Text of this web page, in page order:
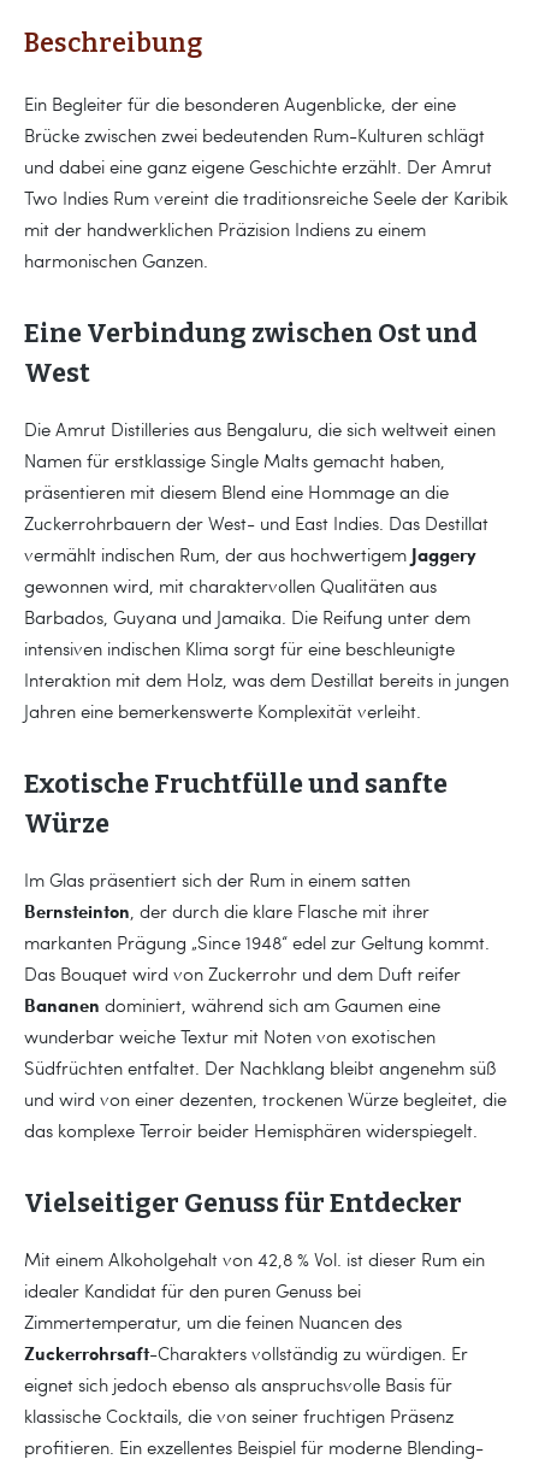
Beschreibung
Ein Begleiter für die besonderen Augenblicke, der eine
Brücke zwischen zwei bedeutenden Rum-Kulturen schlägt
und dabei eine ganz eigene Geschichte erzählt. Der Amrut
Two Indies Rum vereint die traditionsreiche Seele der Karibik
mit der handwerklichen Präzision Indiens zu einem
harmonischen Ganzen.
Eine Verbindung zwischen Ost und
West
Die Amrut Distilleries aus Bengaluru, die sich weltweit einen
Namen für erstklassige Single Malts gemacht haben,
präsentieren mit diesem Blend eine Hommage an die
Zuckerrohrbauern der West- und East Indies. Das Destillat
vermählt indischen Rum, der aus hochwertigem Jaggery
gewonnen wird, mit charaktervollen Qualitäten aus
Barbados, Guyana und Jamaika. Die Reifung unter dem
intensiven indischen Klima sorgt für eine beschleunigte
Interaktion mit dem Holz, was dem Destillat bereits in jungen
Jahren eine bemerkenswerte Komplexität verleiht.
Exotische Fruchtfülle und sanfte
Würze
Im Glas präsentiert sich der Rum in einem satten
Bernsteinton , der durch die klare Flasche mit ihrer
markanten Prägung „Since 1948“ edel zur Geltung kommt.
Das Bouquet wird von Zuckerrohr und dem Duft reifer
Bananen dominiert, während sich am Gaumen eine
wunderbar weiche Textur mit Noten von exotischen
Südfrüchten entfaltet. Der Nachklang bleibt angenehm süß
und wird von einer dezenten, trockenen Würze begleitet, die
das komplexe Terroir beider Hemisphären widerspiegelt.
Vielseitiger Genuss für Entdecker
Mit einem Alkoholgehalt von 42,8 % Vol. ist dieser Rum ein
idealer Kandidat für den puren Genuss bei
Zimmertemperatur, um die feinen Nuancen des
Zuckerrohrsaft-Charakters vollständig zu würdigen. Er
eignet sich jedoch ebenso als anspruchsvolle Basis für
klassische Cocktails, die von seiner fruchtigen Präsenz
profitieren. Ein exzellentes Beispiel für moderne Blending-